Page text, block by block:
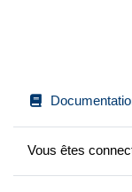
Vous êtes